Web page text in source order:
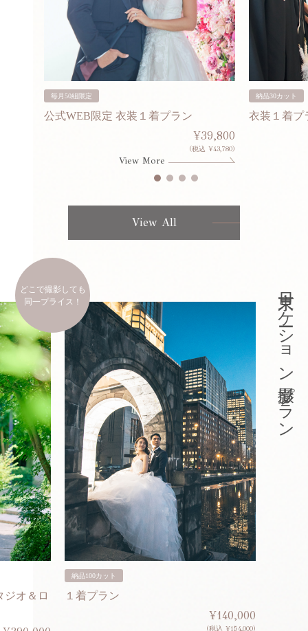
毎月50組限定
公式WEB限定 衣装１着プラン
¥39,800
(税込 ¥43,780)
View More
納品30カット
衣装１着プ
View All
どこで撮影しても
同一プライス！
ジオ＆ロ
納品100カット
１着プラン
¥140,000
(税込 ¥154,000)
東京ロケーション撮影プラン